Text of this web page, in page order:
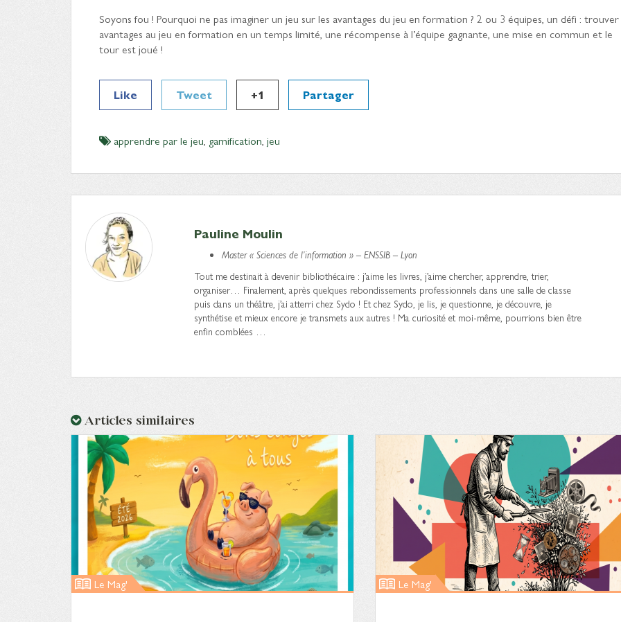
Soyons fou ! Pourquoi ne pas imaginer un jeu sur les avantages du jeu en formation ? 2 ou 3 équipes, un défi :
avantages au jeu en formation en un temps limité, une récompense à l’équipe gagnante, une mise en commun et le
tour est joué !
Like Tweet +1 Partager
apprendre par le jeu, gamification, jeu
Pauline Moulin
Master « Sciences de l’information » – ENSSIB – Lyon
Tout me destinait à devenir bibliothécaire : j’aime les livres, j’aime chercher, apprendre, trier,
organiser… Finalement, après quelques rebondissements professionnels dans une salle de classe
puis dans un théâtre, j’ai atterri chez Sydo ! Et chez Sydo, je lis, je questionne, je découvre, je
synthétise et mieux encore je transmets aux autres ! Ma curiosité et moi-même, pourrions bien être
enfin comblées …
Articles similaires
Le Mag' Le Mag'